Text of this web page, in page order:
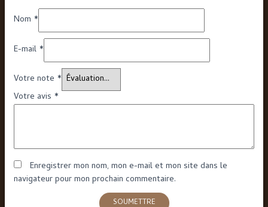
Nom *
E-mail *
Votre note *
Votre avis *
Enregistrer mon nom, mon e-mail et mon site dans le
navigateur pour mon prochain commentaire.